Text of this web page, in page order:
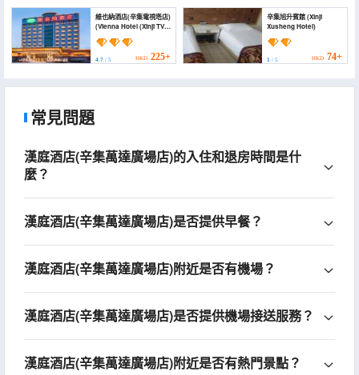
維也納酒店(辛集電視塔店)
(Vienna Hotel (Xinji TV
4.7 / 5 HKD 225+
辛集旭升賓館 (Xinji
Xusheng Hotel)
1/ 5 HKD 74+
常見問題
漢庭酒店(辛集萬達廣場店)的入住和退房時間是什
麼？
漢庭酒店(辛集萬達廣場店)是否提供早餐？
漢庭酒店(辛集萬達廣場店)附近是否有機場？
漢庭酒店(辛集萬達廣場店)是否提供機場接送服務？
漢庭酒店(辛集萬達廣場店)附近是否有熱門景點？